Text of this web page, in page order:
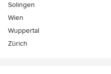
Solingen
Wien
Wuppertal
Zürich